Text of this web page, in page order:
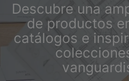
Descubre una
de productos
catálogos e